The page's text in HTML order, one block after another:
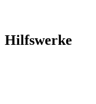
Hilfswerke